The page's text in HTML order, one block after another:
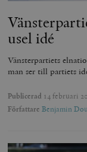
usel idé
Vänsterpartiets
man ser till partiets
Publicerad 14 februari
Författare Benjamin